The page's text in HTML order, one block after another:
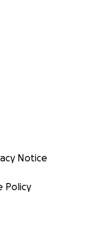
Notice
Policy